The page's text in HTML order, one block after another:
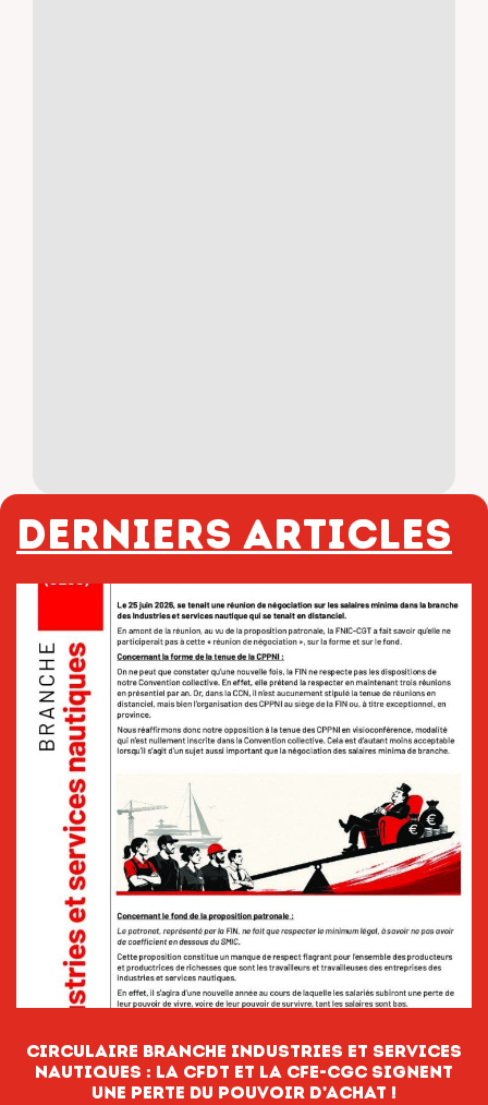
Derniers articles
CIRCULAIRE BRANCHE INDUSTRIES ET SERVICES
NAUTIQUES : La CFDT et la CFE-CGC signent
une perte du pouvoir D’ACHAT !